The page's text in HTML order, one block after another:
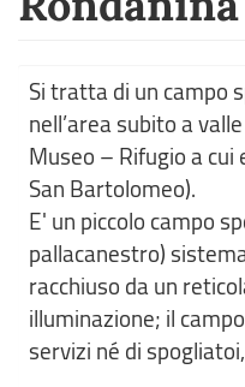
Si tratta di un campo
nell’area subito a
Museo – Rifugio a cui
San Bartolomeo).
E' un piccolo campo
pallacanestro)
racchiuso da un
illuminazione; il
servizi né di